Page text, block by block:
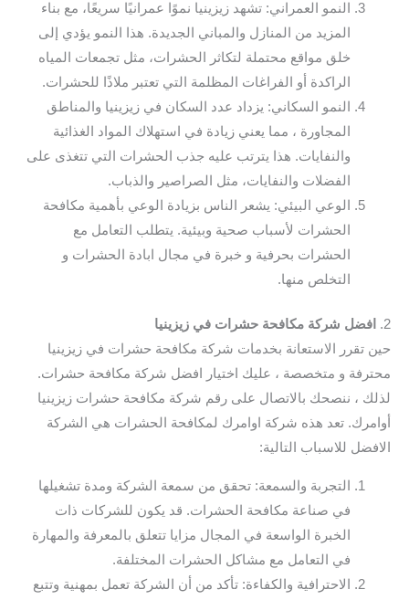
النمو العمراني: تشهد زيزينيا نموًا عمرانيًا سريعًا، مع بناء
المزيد من المنازل والمباني الجديدة. هذا النمو يؤدي إلى
خلق مواقع محتملة لتكاثر الحشرات، مثل تجمعات المياه
الراكدة أو الفراغات المظلمة التي تعتبر ملاذًا للحشرات.
النمو السكاني: يزداد عدد السكان في زيزينيا والمناطق
المجاورة ، مما يعني زيادة في استهلاك المواد الغذائية
والنفايات. هذا يترتب عليه جذب الحشرات التي تتغذى على
الفضلات والنفايات، مثل الصراصير والذباب.
الوعي البيئي: يشعر الناس بزيادة الوعي بأهمية مكافحة
الحشرات لأسباب صحية وبيئية. يتطلب التعامل مع
الحشرات بحرفية و خبرة في مجال ابادة الحشرات و
التخلص منها.
2.
افضل شركة مكافحة حشرات في زيزينيا
حين تقرر الاستعانة بخدمات شركة مكافحة حشرات في زيزينيا
محترفة و متخصصة ، عليك اختيار افضل شركة مكافحة حشرات.
لذلك ، ننصحك بالاتصال على رقم شركة مكافحة حشرات زيزينيا
أوامرك. تعد هذه شركة اوامرك لمكافحة الحشرات هي الشركة
الافضل للاسباب التالية:
التجربة والسمعة: تحقق من سمعة الشركة ومدة تشغيلها
في صناعة مكافحة الحشرات. قد يكون للشركات ذات
الخبرة الواسعة في المجال مزايا تتعلق بالمعرفة والمهارة
في التعامل مع مشاكل الحشرات المختلفة.
الاحترافية والكفاءة: تأكد من أن الشركة تعمل بمهنية وتتبع